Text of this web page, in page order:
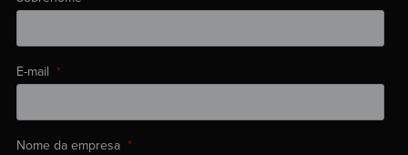
E-mail *
Nome da empresa *